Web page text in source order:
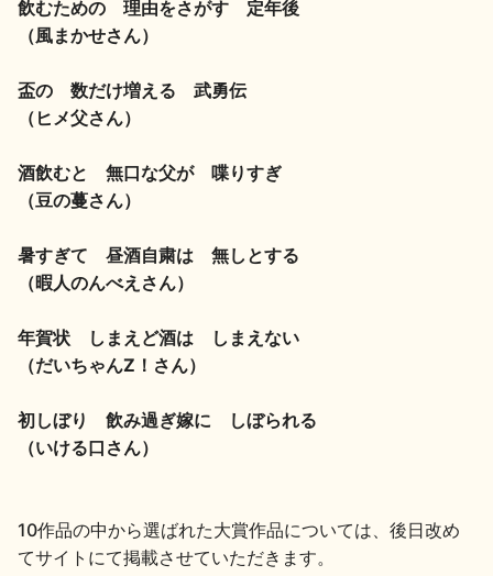
地酒蔵元会WEB展示会 地酒蔵元会利酒会
美味しい地酒の選び方
地酒蔵元会とは
飲むための 理由をさがす 定年後
（風まかせさん）
盃の 数だけ増える 武勇伝
（ヒメ父さん）
酒飲むと 無口な父が 喋りすぎ
（豆の蔓さん）
暑すぎて 昼酒自粛は 無しとする
（暇人のんべえさん）
年賀状 しまえど酒は しまえない
（だいちゃんZ！さん）
初しぼり 飲み過ぎ嫁に しぼられる
（いける口さん）
10作品の中から選ばれた大賞作品については、後日改め
てサイトにて掲載させていただきます。